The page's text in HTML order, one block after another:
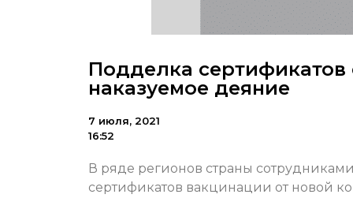
Подделка сертификатов
наказуемое деяние
7 июля, 2021
16:52
В ряде регионов страны
сертификатов вакцинации от новой